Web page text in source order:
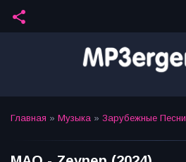
share
Главная » Музыка » Зарубежные Песни